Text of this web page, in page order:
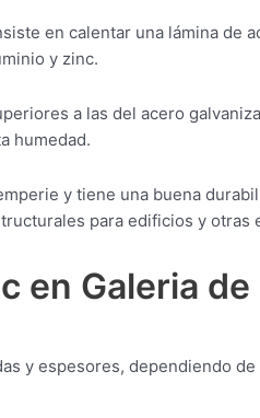
en calentar una lámina de
y zinc.
a las del acero
humedad.
y tiene una buena
para edificios y otras
en Galeria de
y espesores, dependiendo